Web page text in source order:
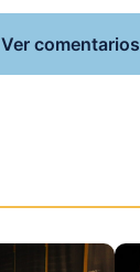
comentarios